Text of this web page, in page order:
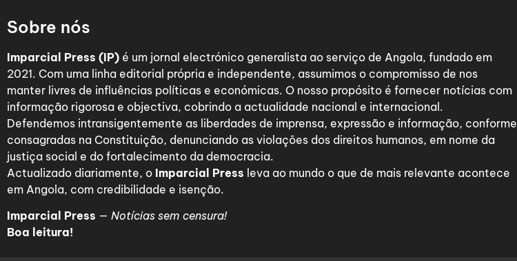
Sobre nós
Imparcial Press (IP) é um jornal electrónico generalista ao serviço de Angola, fundado em
2021. Com uma linha editorial própria e independente, assumimos o compromisso de nos
manter livres de influências políticas e económicas. O nosso propósito é fornecer notícias com
informação rigorosa e objectiva, cobrindo a actualidade nacional e internacional.
Defendemos intransigentemente as liberdades de imprensa, expressão e informação, conforme
consagradas na Constituição, denunciando as violações dos direitos humanos, em nome da
justiça social e do fortalecimento da democracia.
Actualizado diariamente, o Imparcial Press leva ao mundo o que de mais relevante acontece
em Angola, com credibilidade e isenção.
Imparcial Press — Notícias sem censura!
Boa leitura!